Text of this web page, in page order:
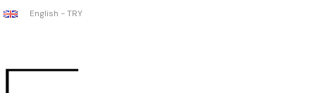
English - TRY